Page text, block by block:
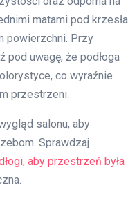
matami pod krzesła
powierzchni. Przy
pod uwagę, że podłoga
co wyraźnie
przestrzeni.
salonu, aby
Sprawdzaj
aby przestrzeń była